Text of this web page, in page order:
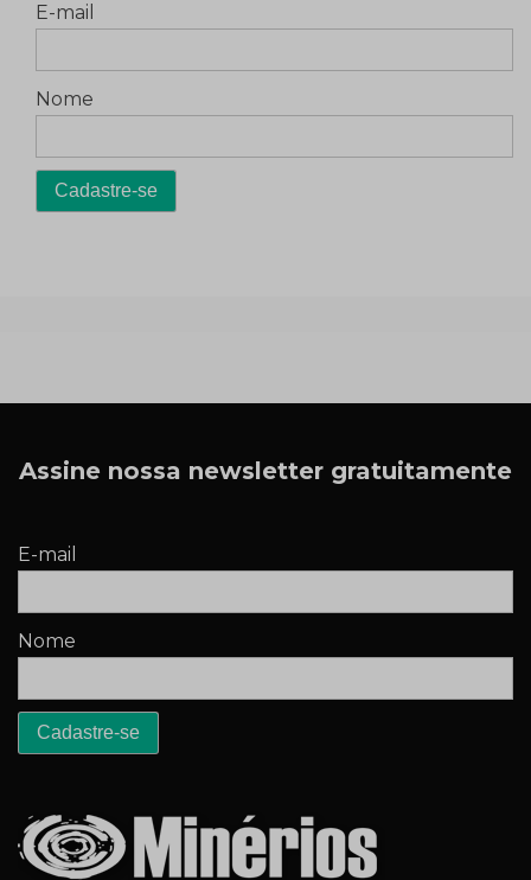
E-mail
Nome
Assine nossa newsletter gratuitamente
E-mail
Nome